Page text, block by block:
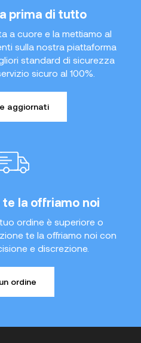
prima di tutto
a cuore e la mettiamo al
sulla nostra piattaforma
standard di sicurezza
sicuro al 100%.
aggiornati
te la offriamo noi
ordine è superiore o
te la offriamo noi con
e discrezione.
ordine